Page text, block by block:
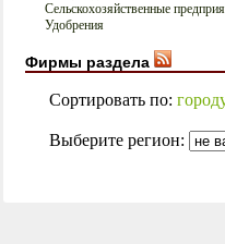
Сельскохозяйственные
Удобрения
Фирмы раздела
Сортировать по:
Выберите регион: